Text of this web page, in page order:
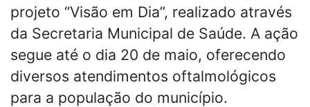
projeto “Visão em Dia”, realizado através
da Secretaria Municipal de Saúde. A ação
segue até o dia 20 de maio, oferecendo
diversos atendimentos oftalmológicos
para a população do município.